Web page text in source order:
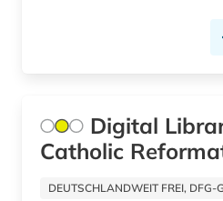
bibliografie 1945 (1)
bibliografin (3)
bibliographie (158)
Digital
Catholic
DEUTSCHLANDWEIT FREI, DFG-